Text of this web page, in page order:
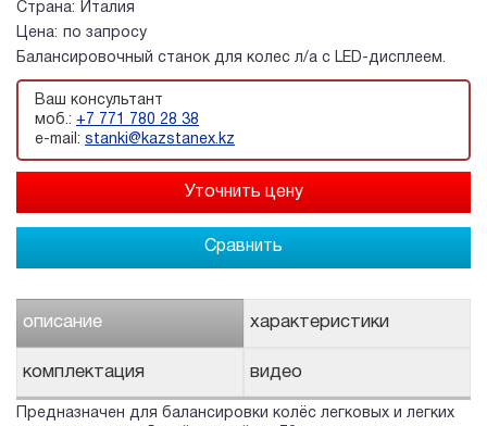
Страна:
Италия
Цена:
по запросу
Балансировочный станок для колес л/а с LED-дисплеем.
Ваш консультант
моб.: +7 771 780 28 38
e-mail: stanki@kazstanex.kz
Сравнить
описание характеристики
комплектация видео
Предназначен для балансировки колёс легковых и легких